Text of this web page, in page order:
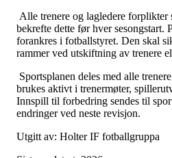
Alle trenere og lagledere forplikter
bekrefte dette før hver sesongstart.
forankres i fotballstyret. Den skal
rammer ved utskiftning av trenere
Sportsplanen deles med alle
brukes aktivt i trenermøter,
Innspill til forbedring sendes til
endringer ved neste revisjon.
Utgitt av: Holter IF fotballgruppa